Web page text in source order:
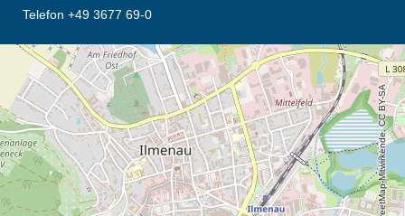
Telefon +49 3677 69-0
Öffnet die Anfahrtsbeschreibung in neuem Tab (Karte)
© OpenStreetMap-Mitwirkende, CC BY-SA